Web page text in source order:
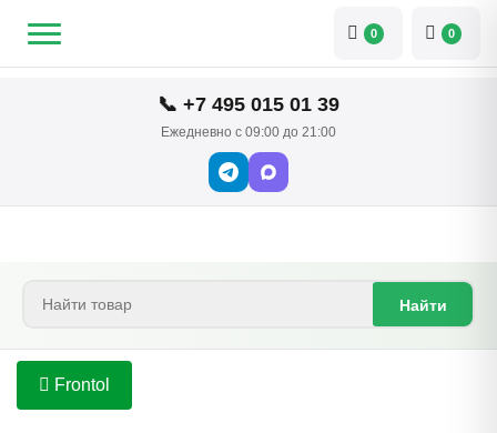
📞 +7 495 015 01 39
Ежедневно с 09:00 до 21:00
0 0
Найти
Frontol